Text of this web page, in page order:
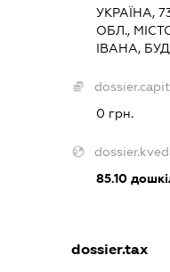
УКРАЇНА,
ОБЛ.,
ІВАНА,
0 грн.
85.10
dossier.tax